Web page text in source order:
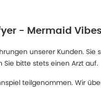
- Mermaid
unserer Kunden.
bitte stets einen Arzt auf.
teilgenommen. Wir